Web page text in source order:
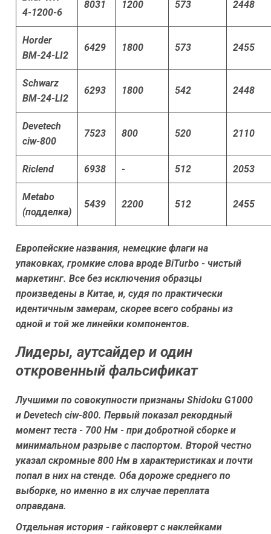
4-1200-6
8031 1200 573 2448
Horder
BM-24-LI2
6429 1800 573 2455
Schwarz
BM-24-LI2
6293 1800 542 2448
Devetech
ciw-800
7523 800 520 2110
Riclend 6938 - 512 2053
Metabo
(подделка)
5439 2200 512 2455
Европейские названия, немецкие флаги на
упаковках, громкие слова вроде BiTurbo - чистый
маркетинг. Все без исключения образцы
произведены в Китае, и, судя по практически
идентичным замерам, скорее всего собраны из
одной и той же линейки компонентов.
Лидеры, аутсайдер и один
откровенный фальсификат
Лучшими по совокупности признаны Shidoku G1000
и Devetech ciw-800. Первый показал рекордный
момент теста - 700 Нм - при добротной сборке и
минимальном разрыве с паспортом. Второй честно
указал скромные 800 Нм в характеристиках и почти
попал в них на стенде. Оба дороже среднего по
выборке, но именно в их случае переплата
оправдана.
Отдельная история - гайковерт с наклейками